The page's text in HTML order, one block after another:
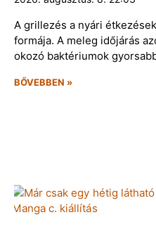
A grillezés a nyári
formája. A meleg időjárás
okozó baktériumok
BŐVEBBEN »